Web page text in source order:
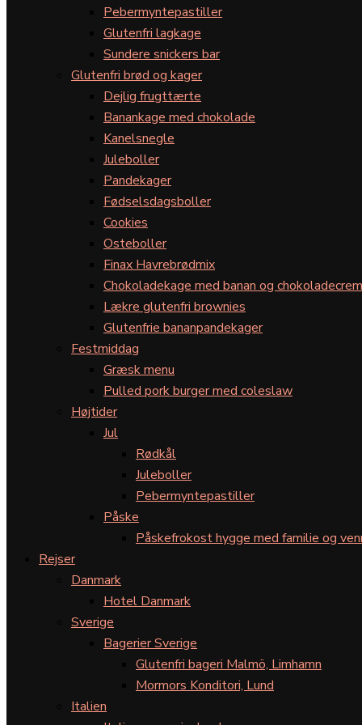
Pebermyntepastiller
Glutenfri lagkage
Sundere snickers bar
Glutenfri brød og kager
Dejlig frugttærte
Banankage med chokolade
Kanelsnegle
Juleboller
Pandekager
Fødselsdagsboller
Cookies
Osteboller
Finax Havrebrødmix
Chokoladekage med banan og
Lækre glutenfri brownies
Glutenfrie bananpandekager
Festmiddag
Græsk menu
Pulled pork burger med coleslaw
Højtider
Jul
Rødkål
Juleboller
Pebermyntepastiller
Påske
Påskefrokost hygge med familie og
Rejser
Danmark
Hotel Danmark
Sverige
Bagerier Sverige
Glutenfri bageri Malmö, Limhamn
Mormors Konditori, Lund
Italien